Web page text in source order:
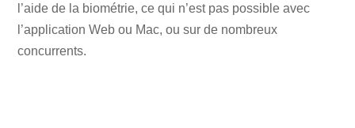
l’aide de la biométrie, ce qui n’est pas possible avec
l’application Web ou Mac, ou sur de nombreux
concurrents.